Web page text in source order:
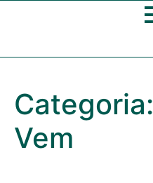
Categoria:
Vem